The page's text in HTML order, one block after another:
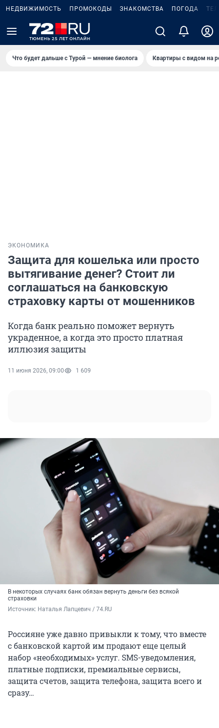
НЕДВИЖИМОСТЬ ПРОМОКОДЫ ЗНАКОМСТВА ПОГОДА
Что будет дальше с Турой — мнение биолога Квартиры с видом на
ЭКОНОМИКА
Защита для кошелька или просто
вытягивание денег? Стоит ли
соглашаться на банковскую
страховку карты от мошенников
Когда банк реально поможет вернуть
украденное, а когда это просто платная
иллюзия защиты
11 июня 2026, 09:00 1 609
В некоторых случаях банк обязан вернуть деньги без всякой
страховки
Источник: Наталья Лапцевич / 74.RU
Россияне уже давно привыкли к тому, что вместе
с банковской картой им продают еще целый
набор «необходимых» услуг. SMS-уведомления,
платные подписки, премиальные сервисы,
защита счетов, защита телефона, защита всего и
сразу…